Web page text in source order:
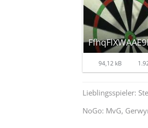
94,12 kB
Lieblingsspieler:
NoGo: MvG,